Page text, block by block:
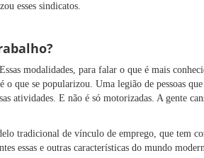
esses sindicatos.
modalidades, para falar o que é mais
o que se popularizou. Uma legião de pessoas
atividades. E não é só motorizadas. A gente
tradicional de vínculo de emprego, que tem
essas e outras características do mundo